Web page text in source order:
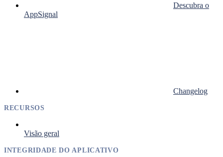
Descubra o
AppSignal
Changelog
RECURSOS
Visão geral
INTEGRIDADE DO APLICATIVO